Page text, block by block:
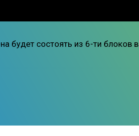
будет состоять из 6-ти блоков в